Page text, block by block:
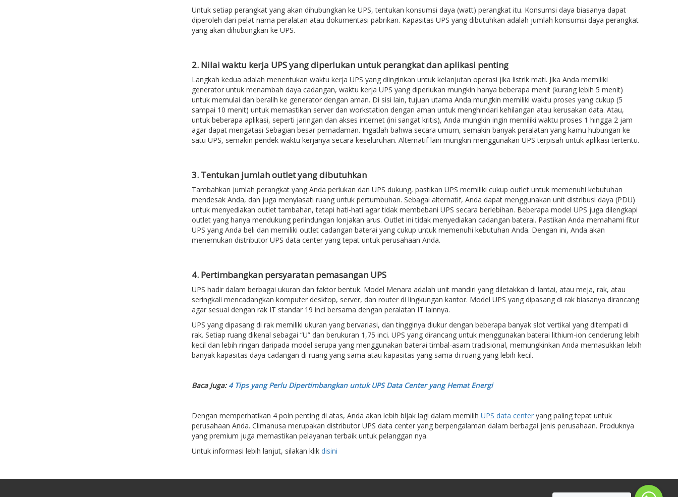
Untuk setiap perangkat yang akan dihubungkan ke UPS, tentukan konsumsi daya (watt) perangkat itu. Konsumsi daya biasanya dapat
diperoleh dari pelat nama peralatan atau dokumentasi pabrikan. Kapasitas UPS yang dibutuhkan adalah jumlah konsumsi daya perangkat
yang akan dihubungkan ke UPS.
2. Nilai waktu kerja UPS yang diperlukan untuk perangkat dan aplikasi penting
Langkah kedua adalah menentukan waktu kerja UPS yang diinginkan untuk kelanjutan operasi jika listrik mati. Jika Anda memiliki
generator untuk menambah daya cadangan, waktu kerja UPS yang diperlukan mungkin hanya beberapa menit (kurang lebih 5 menit)
untuk memulai dan beralih ke generator dengan aman. Di sisi lain, tujuan utama Anda mungkin memiliki waktu proses yang cukup (5
sampai 10 menit) untuk memastikan server dan workstation dengan aman untuk menghindari kehilangan atau kerusakan data. Atau,
untuk beberapa aplikasi, seperti jaringan dan akses internet (ini sangat kritis), Anda mungkin ingin memiliki waktu proses 1 hingga 2 jam
agar dapat mengatasi Sebagian besar pemadaman. Ingatlah bahwa secara umum, semakin banyak peralatan yang kamu hubungan ke
satu UPS, semakin pendek waktu kerjanya secara keseluruhan. Alternatif lain mungkin menggunakan UPS terpisah untuk aplikasi tertentu.
3. Tentukan jumlah outlet yang dibutuhkan
Tambahkan jumlah perangkat yang Anda perlukan dan UPS dukung, pastikan UPS memiliki cukup outlet untuk memenuhi kebutuhan
mendesak Anda, dan juga menyiasati ruang untuk pertumbuhan. Sebagai alternatif, Anda dapat menggunakan unit distribusi daya (PDU)
untuk menyediakan outlet tambahan, tetapi hati-hati agar tidak membebani UPS secara berlebihan. Beberapa model UPS juga dilengkapi
outlet yang hanya mendukung perlindungan lonjakan arus. Outlet ini tidak menyediakan cadangan baterai. Pastikan Anda memahami fitur
UPS yang Anda beli dan memiliki outlet cadangan baterai yang cukup untuk memenuhi kebutuhan Anda. Dengan ini, Anda akan
menemukan distributor UPS data center yang tepat untuk perusahaan Anda.
4. Pertimbangkan persyaratan pemasangan UPS
UPS hadir dalam berbagai ukuran dan faktor bentuk. Model Menara adalah unit mandiri yang diletakkan di lantai, atau meja, rak, atau
seringkali mencadangkan komputer desktop, server, dan router di lingkungan kantor. Model UPS yang dipasang di rak biasanya dirancang
agar sesuai dengan rak IT standar 19 inci bersama dengan peralatan IT lainnya.
UPS yang dipasang di rak memiliki ukuran yang bervariasi, dan tingginya diukur dengan beberapa banyak slot vertikal yang ditempati di
rak. Setiap ruang dikenal sebagai “U” dan berukuran 1,75 inci. UPS yang dirancang untuk menggunakan baterai lithium-ion cenderung lebih
kecil dan lebih ringan daripada model serupa yang menggunakan baterai timbal-asam tradisional, memungkinkan Anda memasukkan lebih
banyak kapasitas daya cadangan di ruang yang sama atau kapasitas yang sama di ruang yang lebih kecil.
Baca Juga: 4 Tips yang Perlu Dipertimbangkan untuk UPS Data Center yang Hemat Energi
Dengan memperhatikan 4 poin penting di atas, Anda akan lebih bijak lagi dalam memilih UPS data centeryang paling tepat untuk
perusahaan Anda. Climanusa merupakan distributor UPS data center yang berpengalaman dalam berbagai jenis perusahaan. Produknya
yang premium juga memastikan pelayanan terbaik untuk pelanggan nya.
Untuk informasi lebih lanjut, silakan klik disini